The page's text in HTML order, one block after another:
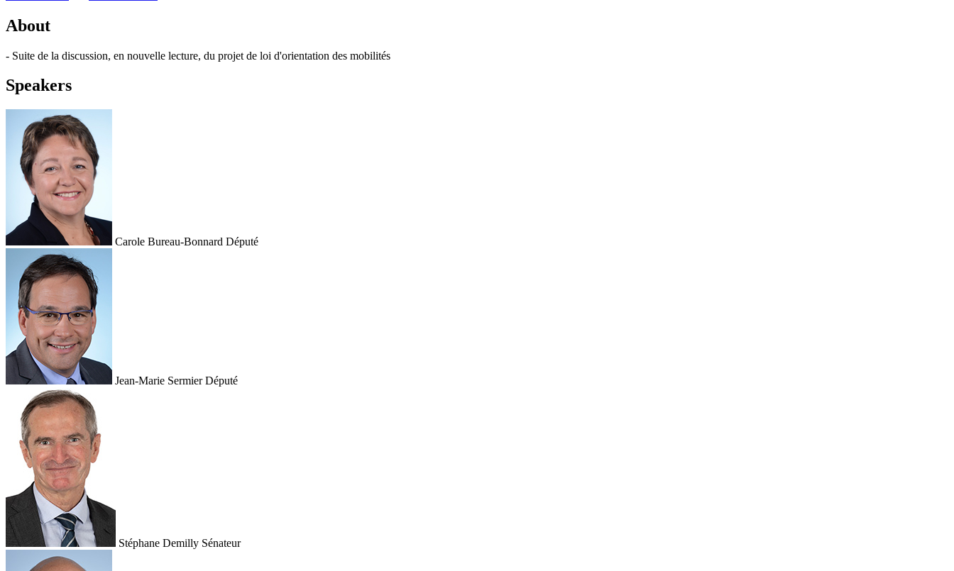
About
- Suite de la discussion, en nouvelle lecture, du projet de loi d'orientation des mobilités
Speakers
Carole Bureau-Bonnard Député
Jean-Marie Sermier Député
Stéphane Demilly Sénateur